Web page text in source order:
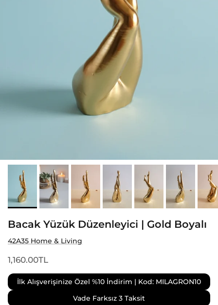
Bacak Yüzük Düzenleyici | Gold Boyalı
42A35 Home & Living
1,160.00TL
İlk Alışverişinize Özel %10 İndirim | Kod: MILAGRON10
Vade Farksız 3 Taksit